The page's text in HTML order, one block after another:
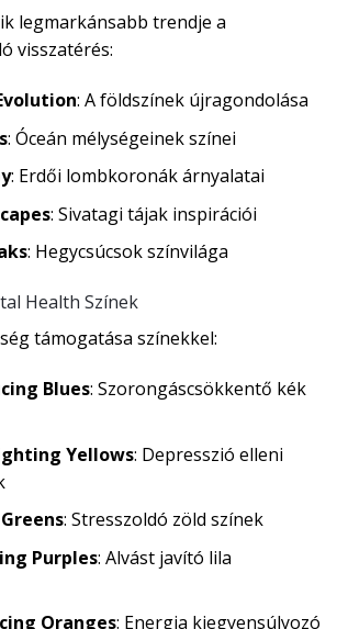
legmarkánsabb trendje a
visszatérés:
: A földszínek újragondolása
: Óceán mélységeinek színei
: Erdői lombkoronák árnyalatai
: Sivatagi tájak inspirációi
: Hegycsúcsok színvilága
Health Színek
támogatása színekkel:
Blues: Szorongáscsökkentő kék
Yellows: Depresszió elleni
: Stresszoldó zöld színek
Purples: Alvást javító lila
Oranges: Energia kiegyensúlyozó